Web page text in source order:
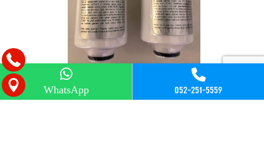
סנן למיני בר לוטוס פלוס ₪239.00
052-251-5559
WhatsApp